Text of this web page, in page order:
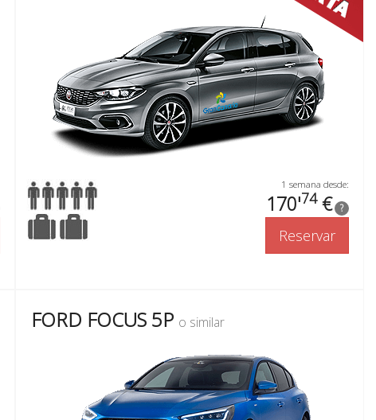
1 semana desde:
170'74€ ?
Reservar
FORD FOCUS 5P o similar